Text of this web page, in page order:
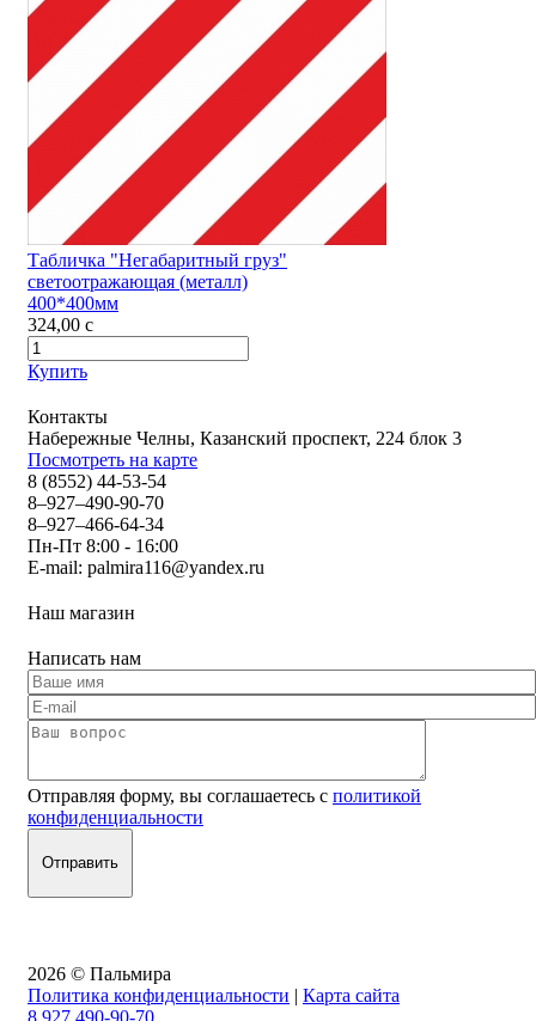
Табличка "Негабаритный груз"
светоотражающая (металл)
400*400мм
324,00 c
Купить
Контакты
Набережные Челны, Казанский проспект, 224 блок 3
Посмотреть на карте
8 (8552) 44-53-54
8–927–490-90-70
8–927–466-64-34
Пн-Пт 8:00 - 16:00
E-mail: palmira116@yandex.ru
Наш магазин
Написать нам
Отправляя форму, вы соглашаетесь с политикой
конфиденциальности
2026 © Пальмира
Политика конфиденциальности | Карта сайта